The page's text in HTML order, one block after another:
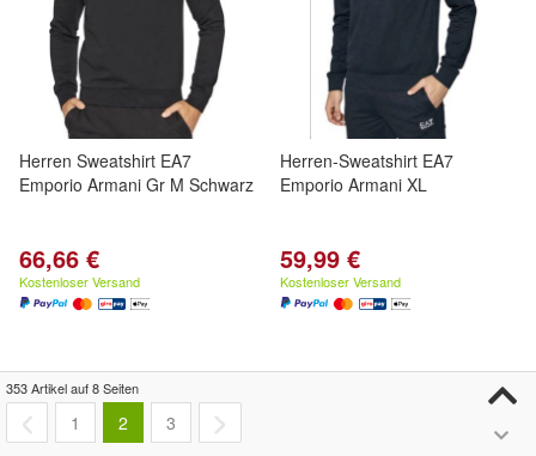
Herren Sweatshirt EA7
Emporio Armani Gr M Schwarz
66,66 €
Kostenloser Versand
Herren-Sweatshirt EA7
Emporio Armani XL
59,99 €
Kostenloser Versand
- 69%
353 Artikel auf 8 Seiten
1 2 3